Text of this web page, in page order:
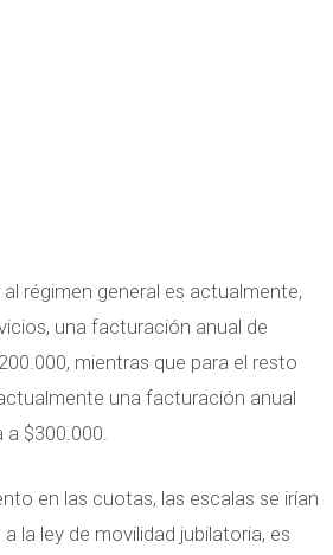
régimen general es actualmente,
una facturación anual de
mientras que para el resto
una facturación anual
$300.000.
en las cuotas, las escalas se irían
la ley de movilidad jubilatoria, es